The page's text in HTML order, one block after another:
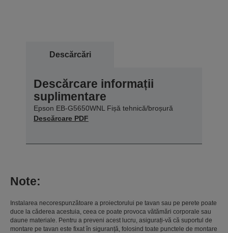
Descărcări
Descărcare informații
suplimentare
Epson EB-G5650WNL Fișă tehnică/broșură
Descărcare PDF
Note:
Instalarea necorespunzătoare a proiectorului pe tavan sau pe perete poate
duce la căderea acestuia, ceea ce poate provoca vătămări corporale sau
daune materiale. Pentru a preveni acest lucru, asigurați-vă că suportul de
montare pe tavan este fixat în siguranță, folosind toate punctele de montare